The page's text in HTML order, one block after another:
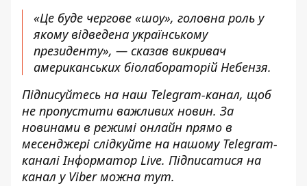
«Це буде чергове «шоу», головна роль у
якому відведена українському
президенту», — сказав викривач
американських біолабораторій Небензя.
Підписуйтесь на наш Telegram-канал, щоб
не пропустити важливих новин. За
новинами в режимі онлайн прямо в
месенджері слідкуйте на нашому Telegram-
каналіІнформатор Live. Підписатися на
канал у Viber можна тут.